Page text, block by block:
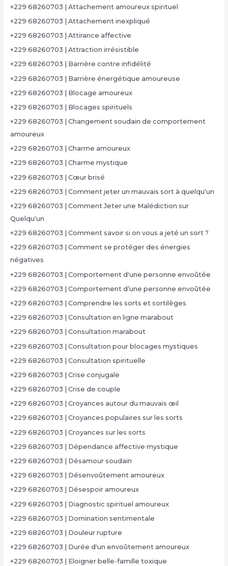
+229 68260703 | Attachement amoureux spirituel
+229 68260703 | Attachement inexpliqué
+229 68260703 | Attirance affective
+229 68260703 | Attraction irrésistible
+229 68260703 | Barrière contre infidélité
+229 68260703 | Barrière énergétique amoureuse
+229 68260703 | Blocage amoureux
+229 68260703 | Blocages spirituels
+229 68260703 | Changement soudain de comportement
amoureux
+229 68260703 | Charme amoureux
+229 68260703 | Charme mystique
+229 68260703 | Cœur brisé
+229 68260703 | Comment jeter un mauvais sort à quelqu'un
+229 68260703 | Comment Jeter une Malédiction sur
Quelqu'un
+229 68260703 | Comment savoir si on vous a jeté un sort ?
+229 68260703 | Comment se protéger des énergies
négatives
+229 68260703 | Comportement d'une personne envoûtée
+229 68260703 | Comportement d’une personne envoûtée
+229 68260703 | Comprendre les sorts et sortilèges
+229 68260703 | Consultation en ligne marabout
+229 68260703 | Consultation marabout
+229 68260703 | Consultation pour blocages mystiques
+229 68260703 | Consultation spirituelle
+229 68260703 | Crise conjugale
+229 68260703 | Crise de couple
+229 68260703 | Croyances autour du mauvais œil
+229 68260703 | Croyances populaires sur les sorts
+229 68260703 | Croyances sur les sorts
+229 68260703 | Dépendance affective mystique
+229 68260703 | Désamour soudain
+229 68260703 | Désenvoûtement amoureux
+229 68260703 | Désespoir amoureux
+229 68260703 | Diagnostic spirituel amoureux
+229 68260703 | Domination sentimentale
+229 68260703 | Douleur rupture
+229 68260703 | Durée d'un envoûtement amoureux
+229 68260703 | Eloigner belle-famille toxique